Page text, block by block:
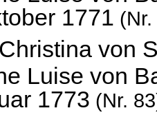
1771
von
Luise von
1773 (Nr.